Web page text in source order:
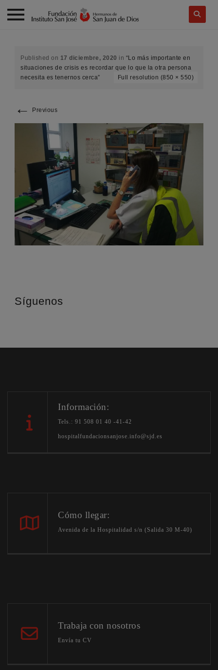
Published on 17 diciembre, 2020 in “Lo más importante en
situaciones de crisis es recordar que lo que la otra persona
necesita es tenernos cerca”
Full resolution (850 × 550)
← Previous
Síguenos
Información:
Tels.: 91 508 01 40 -41-42
hospitalfundacionsanjose.info@sjd.es
Cómo llegar:
Avenida de la Hospitalidad s/n (Salida 30 M-40)
Trabaja con nosotros
Envía tu CV